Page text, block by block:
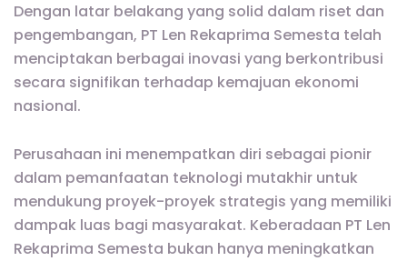
Dengan latar belakang yang solid dalam riset dan
pengembangan, PT Len Rekaprima Semesta telah
menciptakan berbagai inovasi yang berkontribusi
secara signifikan terhadap kemajuan ekonomi
nasional.
Perusahaan ini menempatkan diri sebagai pionir
dalam pemanfaatan teknologi mutakhir untuk
mendukung proyek-proyek strategis yang memiliki
dampak luas bagi masyarakat. Keberadaan PT Len
Rekaprima Semesta bukan hanya meningkatkan